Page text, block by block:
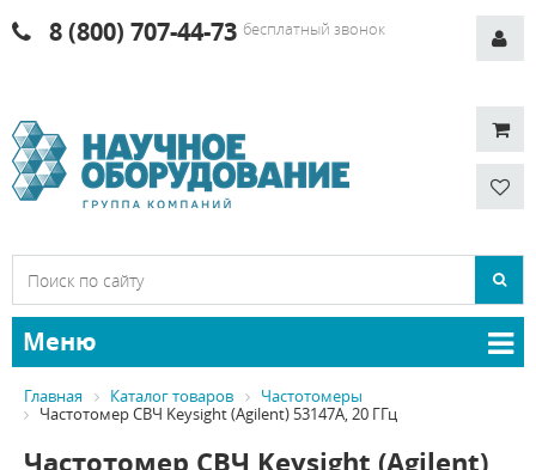
8 (800) 707-44-73 бесплатный звонок
Меню
Главная Каталог товаров
Частотомеры
Частотомер СВЧ Keysight (Agilent) 53147A, 20 ГГц
Частотомер СВЧ Keysight (Agilent)